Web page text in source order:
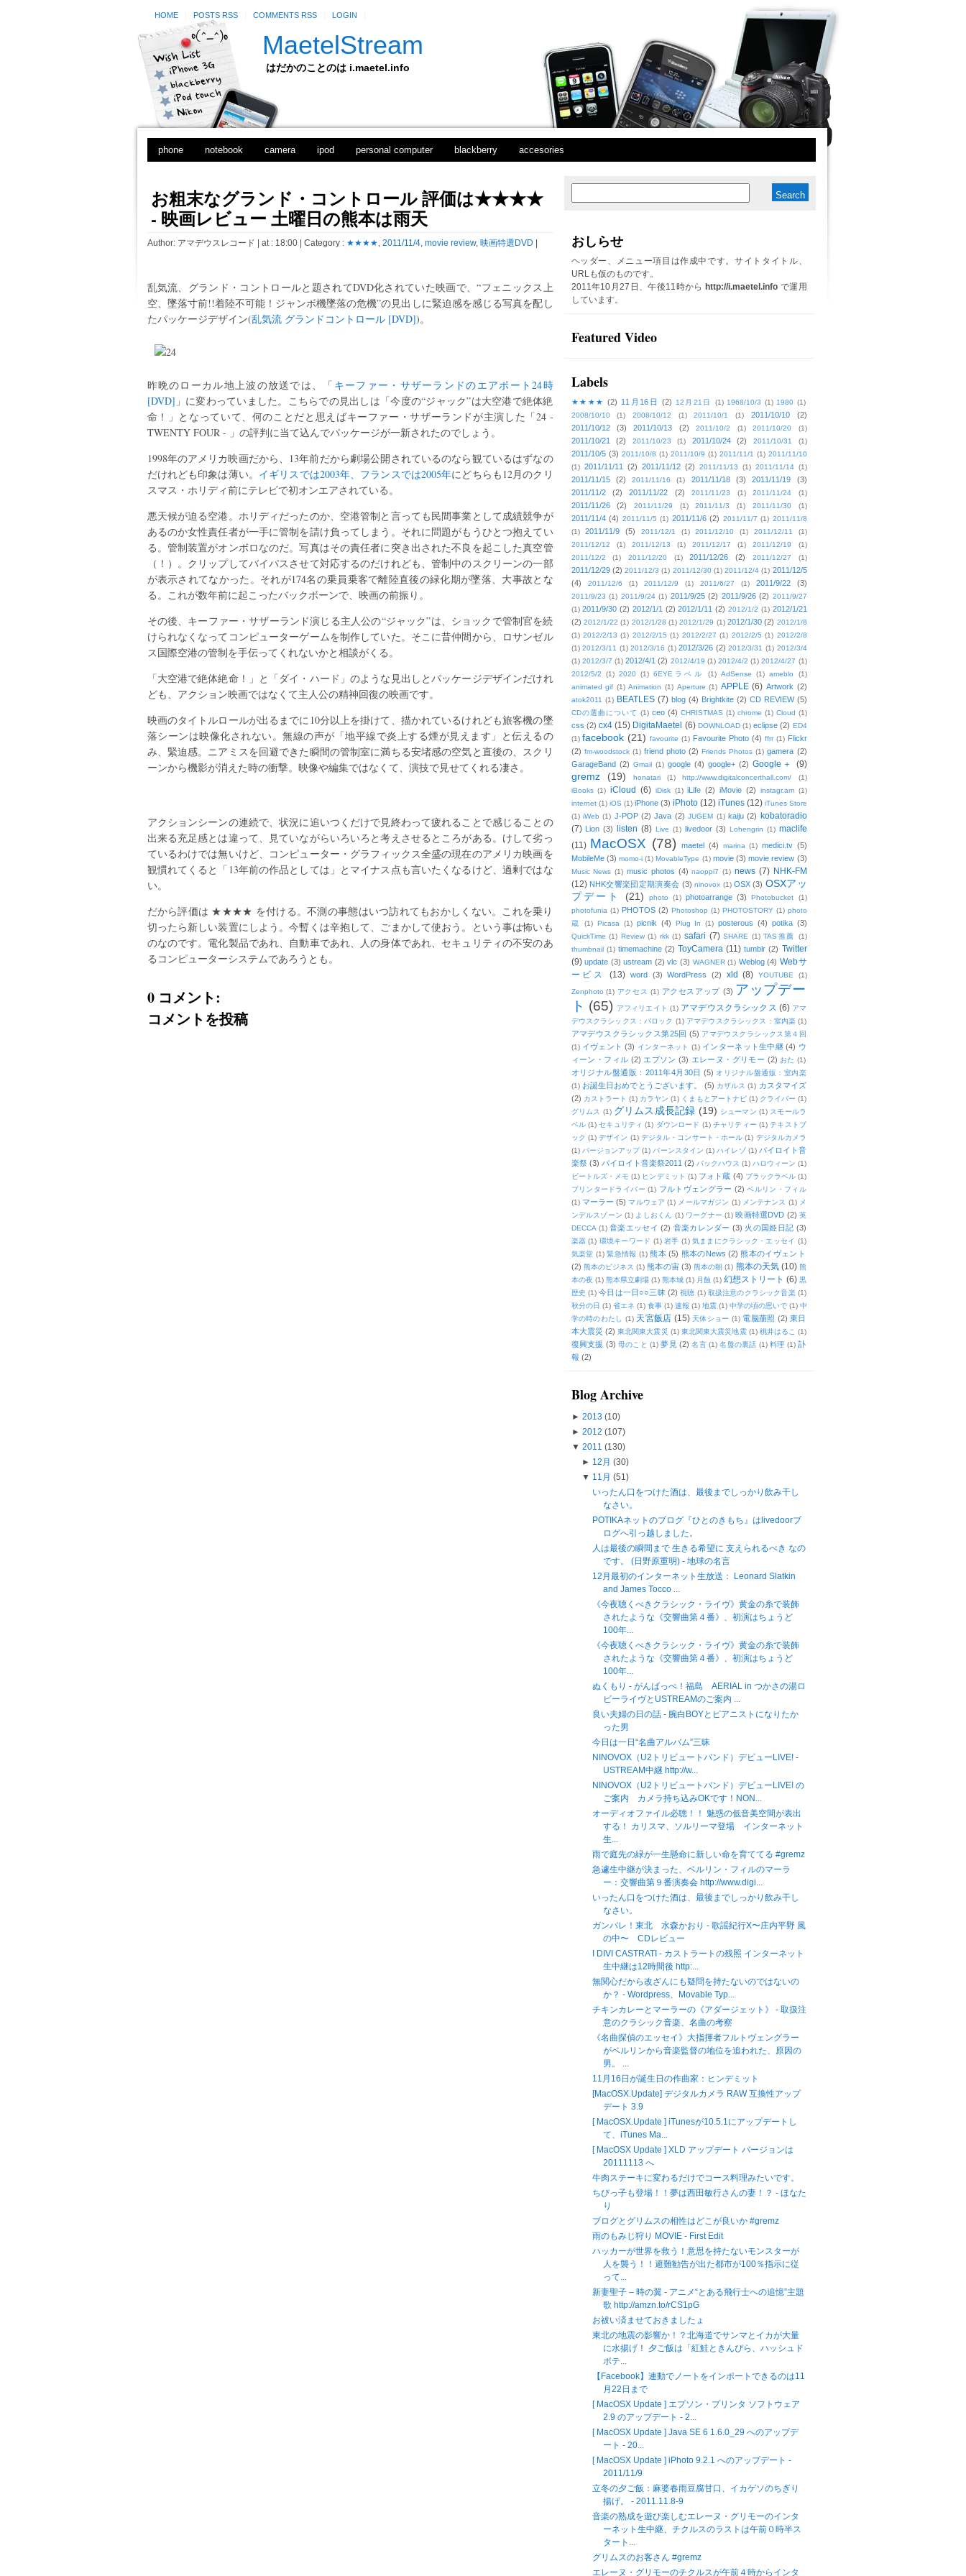
HOME POSTS RSS COMMENTS RSS LOGIN
MaetelStream
はだかのことのは i.maetel.info
phone notebook camera ipod personal computer blackberry accesories
お粗末なグランド・コントロール 評価は★★★★
- 映画レビュー 土曜日の熊本は雨天
Author: アマデウスレコード | at : 18:00 | Category : ★★★★, 2011/11/4, movie review, 映画特選DVD
乱気流、グランド・コントロールと題されてDVD化されていた映画で、“フェニックス上
空、墜落寸前!!着陸不可能！ジャンボ機墜落の危機”の見出しに緊迫感を感じる写真を配し
たパッケージデザイン(乱気流 グランドコントロール [DVD])。
昨晩のローカル地上波の放送では、「 キーファー・サザーランドのエアポート24時
[DVD] 」に変わっていました。こちらでの見出しは「今度の“ジャック”は大空港で絶体絶
命！」となっていて、何のことだと思えばキーファー・サザーランドが主演した「24 -
TWENTY FOUR - 」の評判に当て込んでパッケージが一新されたのでしょう。
1998年のアメリカ映画だから、13年前だから劇場公開されているのなら観ているはずなの
だけれども印象は薄い。 イギリスでは2003年、フランスでは2005年にどちらも12月のクリ
スマス・ホリディ前にテレビで初オンエアされている。
悪天候が迫る空港。ホリディだったのか、空港管制と言っても民間事業として成績競争が
あるのか女性責任者が一手に管制を請け負ってしまう。それに問題がもうひとつ抱えてい
る。管制装置がオンボロなのだ。写真はその責任者に突き出された不良を起こした真空管
（！）。クリップしてバイパスさせて対応するのだけれども、管制中のスクリーンの一部
が表示されてなかった。それが174名の乗員乗客で離陸直後の緑化期が墜落、大事故とな
る。これが数年前に起こったバックボーンで、映画の前振り。
その後、キーファー・サザーランド演じる主人公の“ジャック”は、ショックで管制官を続
けられなくなってコンピューターゲームを制作していた。そこに昔仲間から、ロサンゼル
ス国際空港の管制を手伝ってくれないかと相談がくる。
「大空港で絶体絶命！」と「ダイ・ハード」のような見出しとパッケージデザインだけれ
ども、アクション映画ではなくて主人公の精神回復の映画です。
映画のタイトルロールが出るまでに10分以上を掛けて、描かれているけれども旅客機の墜
落シーンは映像化されない。無線の声が「地平線で炎上する煙が見えます」と伝えるの
み、緊迫感。ニアミスを回避できた瞬間の管制室に満ちる安堵感の空気と直後の、スクリ
ーンから機影が消えた時の衝撃。映像や編集ではなくて、演技で見せてくれる凄さ。
アクションシーンの連続で、状況に追いつくだけで見終わって疲れることで感じることの
出来る充足感とは違って、見ていながらいろいろと考えさせるところがある。けして劣っ
ているわけでは無いけど、コンピューター・グラフィックス全盛の現在のアメリカ映画を
観慣れてくると「13年前の作品としては」とマイナス点も言いたくなるけど、過剰ではな
い。
だから評価は ★★★★ を付ける。不測の事態はいつ訪れてもおかしくない。これを乗り
切ったら新しい装置にしよう。今暫くは辛抱して、ごまかして使おう。という事は怖いも
のなのです。電化製品であれ、自動車であれ、人の身体であれ、セキュリティの不安のあ
るコンピューターシステムであろうとも。
0 コメント:
コメントを投稿
稿
おしらせ
ヘッダー、メニュー項目は作成中です。サイトタイトル、
URLも仮のものです。
2011年10月27日、午後11時から http://i.maetel.info で運用
しています。
Featured Video
Labels
★★★★ (2) 11月16日 (2) 12月21日 (1) 1968/10/3 (1) 1980 (1)
2008/10/10
(1) 2008/10/12 (1) 2011/10/1 (1) 2011/10/10
(2)
2011/10/12
(3) 2011/10/13 (2) 2011/10/2 (1) 2011/10/20 (1)
2011/10/21 (2) 2011/10/23 (1) 2011/10/24 (2) 2011/10/31 (1)
2011/10/5 (3) 2011/10/8 (1) 2011/10/9 (1) 2011/11/1 (1) 2011/11/10
(1) 2011/11/11 (2) 2011/11/12 (2) 2011/11/13 (1) 2011/11/14 (1)
2011/11/15 (2) 2011/11/16 (1) 2011/11/18 (3) 2011/11/19
(3)
2011/11/2
(2) 2011/11/22 (2) 2011/11/23 (1) 2011/11/24 (1)
2011/11/26 (2) 2011/11/29 (1) 2011/11/3 (1) 2011/11/30 (1)
2011/11/4 (4) 2011/11/5 (1) 2011/11/6 (2) 2011/11/7 (1) 2011/11/8
(1)
2011/11/9 (5) 2011/12/1 (1) 2011/12/10 (1) 2011/12/11
(1)
2011/12/12
(1) 2011/12/13 (1) 2011/12/17 (1) 2011/12/19
(1)
2011/12/2
(1) 2011/12/20 (1) 2011/12/26 (2) 2011/12/27 (1)
2011/12/29 (2) 2011/12/3 (1) 2011/12/30 (1) 2011/12/4 (1) 2011/12/5
(4)
2011/12/6 (1) 2011/12/9 (1) 2011/6/27 (1) 2011/9/22 (3)
2011/9/23 (1) 2011/9/24 (1) 2011/9/25 (2) 2011/9/26 (2) 2011/9/27
(1) 2011/9/30 (2) 2012/1/1 (2) 2012/1/11 (2) 2012/1/2 (1) 2012/1/21
(2) 2012/1/22 (1) 2012/1/28 (1) 2012/1/29 (1) 2012/1/30 (2) 2012/1/8
(1) 2012/2/13 (1) 2012/2/15 (1) 2012/2/27 (1) 2012/2/5 (1) 2012/2/8
(1) 2012/3/11 (1) 2012/3/16 (1) 2012/3/26 (2) 2012/3/31 (1) 2012/3/4
(1) 2012/3/7 (1) 2012/4/1 (2) 2012/4/19 (1) 2012/4/2 (1) 2012/4/27 (1)
2012/5/2
(1) 2020 (1) 6EYEラベル (1) AdSense (1) ameblo
(1)
animated gif (1) Animation (1) Aperture (1) APPLE (6) Artwork (2)
atok2011 (1) BEATLES (7) blog (4) Brightkite (2) CD REVIEW (5)
CDの選曲について (1) ceo (4) CHRISTMAS (1) chrome (1) Cloud (1)
css (2) cx4 (15) DigitaMaetel (6) DOWNLOAD (1) eclipse (2) ED4
(1) facebook (21) favourite (1) Favourite Photo (4) ffrr (1) Flickr
(2) fm-woodstock (1) friend photo (2) Friends Photos (1) gamera (2)
GarageBand (2) Gmail (1) google (4) google+ (2) Google＋ (9)
gremz (19) honatari (1) http://www.digitalconcerthall.com/
(1)
iBooks (1) iCloud (6) iDisk (1) iLife (2) iMovie (2) instagr.am (1)
internet (1) iOS (1) iPhone (3) iPhoto (12) iTunes (12) iTunes Store
(1) iWeb (1) J-POP (2) Java (2) JUGEM (1) kaiju (2)
kobatoradio
(7) Lion (3) listen (8) Live (1) livedoor (3) Lohengrin (1) maclife
(11) MacOSX (78) maetel (4) marina (1) medici.tv (5)
MobileMe (3) momo-i (1) MovableType (1) movie (3) movie review (3)
Music News (1) music photos (4) naoppi7 (1) news (7) NHK-FM
(12) NHK交響楽団定期演奏会 (3) ninovox (1) OSX (3) OSXアッ
プデート
(21) photo (1) photoarrange (3) Photobucket
(1)
photofunia (1) PHOTOS (2) Photoshop (1) PHOTOSTORY (1) photo
蔵
(1) Picasa (1) picnik (4) Plug In (1) posterous (4) potika (3)
QuickTime (1) Review (1) rkk (1) safari (7) SHARE (1) TAS推薦
(1)
thumbnail (1) timemachine (2) ToyCamera (11) tumblr (2) Twitter
(9) update (3) ustream (2) vlc (3) WAGNER (1) Weblog (4) Webサ
ービス
(13) word (3) WordPress (2) xld (8) YOUTUBE (1)
Zenphoto (1) アクセス (1) アクセスアップ (3) アップデー
ト (65) アフィリエイト (1) アマデウスクラシックス (6) アマ
デウスクラシックス：バロック (1) アマデウスクラシックス：室内楽 (1)
アマデウスクラシックス第25回 (5) アマデウスクラシックス第４回
(1) イヴェント (3) インターネット (1) インターネット生中継 (4) ウ
ィーン・フィル (2) エプソン (3) エレーヌ・グリモー (2) おた (1)
オリジナル盤通販：2011年4月30日 (5) オリジナル盤通販：室内楽
(1) お誕生日おめでとうございます。 (5) カザルス (1) カスタマイズ
(2) カストラート (1) カラヤン (1) くまもとアートナビ (1) クライバー (1)
グリムス (1) グリムス成長記録 (19) シューマン (1) スモールラ
ベル (1) セキュリティ (1) ダウンロード (1) チャリティー (1) テキストブ
ック (1) デザイン (1) デジタル・コンサート・ホール (1) デジタルカメラ
(1) バージョンアップ (1) バーンスタイン (1) ハイレゾ (1) バイロイト音
楽祭 (3) バイロイト音楽祭2011 (2) バックハウス (1) ハロウィーン (1)
ビートルズ・メモ (1) ヒンデミット (1) フォト蔵 (4) ブラックラベル (1)
プリンタードライバー (1) フルトヴェングラー (2) ベルリン・フィル
(1) マーラー (5) マルウェア (1) メールマガジン (1) メンテナンス (1) メ
ンデルスゾーン (1) よしおくん (1) ワーグナー (1) 映画特選DVD (2) 英
DECCA (1) 音楽エッセイ (2) 音楽カレンダー (3) 火の国姫日記 (3)
楽器 (1) 環境キーワード (1) 岩手 (1) 気ままにクラシック・エッセイ (1)
気楽堂 (1) 緊急情報 (1) 熊本 (5) 熊本のNews (2) 熊本のイヴェント
(2) 熊本のビジネス (1) 熊本の宙 (3) 熊本の朝 (1) 熊本の天気 (10) 熊
本の夜 (1) 熊本県立劇場 (1) 熊本城 (1) 月蝕 (1) 幻想ストリート (6) 黒
歴史 (1) 今日は一日○○三昧 (2) 視聴 (1) 取扱注意のクラシック音楽 (1)
秋分の日 (1) 省エネ (1) 食事 (1) 速報 (1) 地震 (1) 中学の頃の思いで (1) 中
学の時のわたし
(1) 天宮飯店 (15) 天体ショー (1) 電脳萠照 (2) 東日
本大震災 (2) 東北関東大震災 (1) 東北関東大震災地震 (1) 桃井はるこ (1)
復興支援 (3) 母のこと (1) 夢見 (2) 名言 (1) 名盤の裏話 (1) 料理 (1) 訃
報 (2)
Blog Archive
► 2013 (10)
► 2012 (107)
▼ 2011 (130)
► 12月 (30)
▼ 11月 (51)
いったん口をつけた酒は、最後までしっかり飲み干し
なさい。
POTIKAネットのブログ『ひとのきもち』はlivedoorブ
ログへ引っ越しました。
人は最後の瞬間まで 生きる希望に 支えられるべき なの
です。 (日野原重明) - 地球の名言
12月最初のインターネット生放送： Leonard Slatkin
and James Tocco ...
《今夜聴くべきクラシック・ライヴ》黄金の糸で装飾
されたような《交響曲第４番》、初演はちょうど
100年...
《今夜聴くべきクラシック・ライヴ》黄金の糸で装飾
されたような《交響曲第４番》、初演はちょうど
100年...
ぬくもり - がんばっぺ！福島 AERIAL in つかさの湯ロ
ビーライヴとUSTREAMのご案内 ...
良い夫婦の日の話 - 腕白BOYとピアニストになりたか
った男
今日は一日“名曲アルバム”三昧
NINOVOX（U2トリビュートバンド）デビューLIVE! -
USTREAM中継 http://w...
NINOVOX（U2トリビュートバンド）デビューLIVE! の
ご案内 カメラ持ち込みOKです！NON...
オーディオファイル必聴！！ 魅惑の低音美空間が表出
する！ カリスマ、ソルリーマ登場 インターネット
生...
雨で庭先の緑が一生懸命に新しい命を育ててる #gremz
急遽生中継が決まった、ベルリン・フィルのマーラ
ー：交響曲第９番演奏会 http://www.digi...
いったん口をつけた酒は、最後までしっかり飲み干し
なさい。
ガンバレ！東北 水森かおり - 歌謡紀行X〜庄内平野 風
の中〜 CDレビュー
I DIVI CASTRATI - カストラートの残照 インターネット
生中継は12時間後 http:...
無関心だから改ざんにも疑問を持たないのではないの
か？ - Wordpress、Movable Typ...
チキンカレーとマーラーの《アダージェット》 - 取扱注
意のクラシック音楽、名曲の考察
《名曲探偵のエッセイ》大指揮者フルトヴェングラー
がベルリンから音楽監督の地位を追われた、原因の
男。 ...
11月16日が誕生日の作曲家：ヒンデミット
[MacOSX.Update] デジタルカメラ RAW 互換性アップ
デート 3.9
[ MacOSX.Update ] iTunesが10.5.1にアップデートし
て、iTunes Ma...
[ MacOSX Update ] XLD アップデート バージョンは
20111113 へ
牛肉ステーキに変わるだけでコース料理みたいです。
ちびっ子も登場！！夢は西田敏行さんの妻！？ - ほなた
り
ブログとグリムスの相性はどこが良いか #gremz
雨のもみじ狩り MOVIE - First Edit
ハッカーが世界を救う！意思を持たないモンスターが
人を襲う！！避難勧告が出た都市が100％指示に従
って...
新妻聖子 – 時の翼 - アニメ“とある飛行士への追憶”主題
歌 http://amzn.to/rCS1pG
お祓い済ませておきましたょ
東北の地震の影響か！？北海道でサンマとイカが大量
に水揚げ！ 夕ご飯は「紅鮭ときんぴら、ハッシュド
ポテ...
【Facebook】連動でノートをインポートできるのは11
月22日まで
[ MacOSX Update ] エプソン・プリンタ ソフトウェア
2.9 のアップデート - 2...
[ MacOSX Update ] Java SE 6 1.6.0_29 へのアップデ
ート - 20...
[ MacOSX Update ] iPhoto 9.2.1 へのアップデート -
2011/11/9
立冬の夕ご飯：麻婆春雨豆腐甘口、イカゲソのちぎり
揚げ。 - 2011.11.8-9
音楽の熟成を遊び楽しむエレーヌ・グリモーのインタ
ーネット生中継、チクルスのラストは午前０時半ス
タート...
グリムスのお客さん #gremz
エレーヌ・グリモーのチクルスが午前４時からインタ